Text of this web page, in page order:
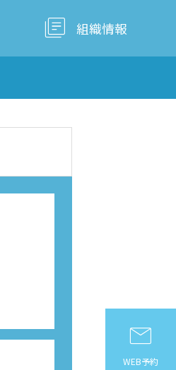
 組織情報

WEB予約